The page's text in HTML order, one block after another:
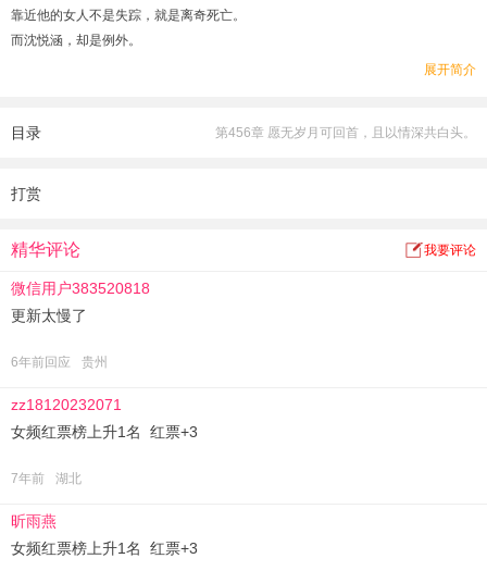
靠近他的女人不是失踪，就是离奇死亡。
而沈悦涵，却是例外。
展开简介
目录 第456章 愿无岁月可回首，且以情深共白头。
打赏
精华评论 我要评论
微信用户383520818
更新太慢了
6年前回应 贵州
zz18120232071
女频红票榜上升1名 红票+3
7年前 湖北
昕雨燕
女频红票榜上升1名 红票+3